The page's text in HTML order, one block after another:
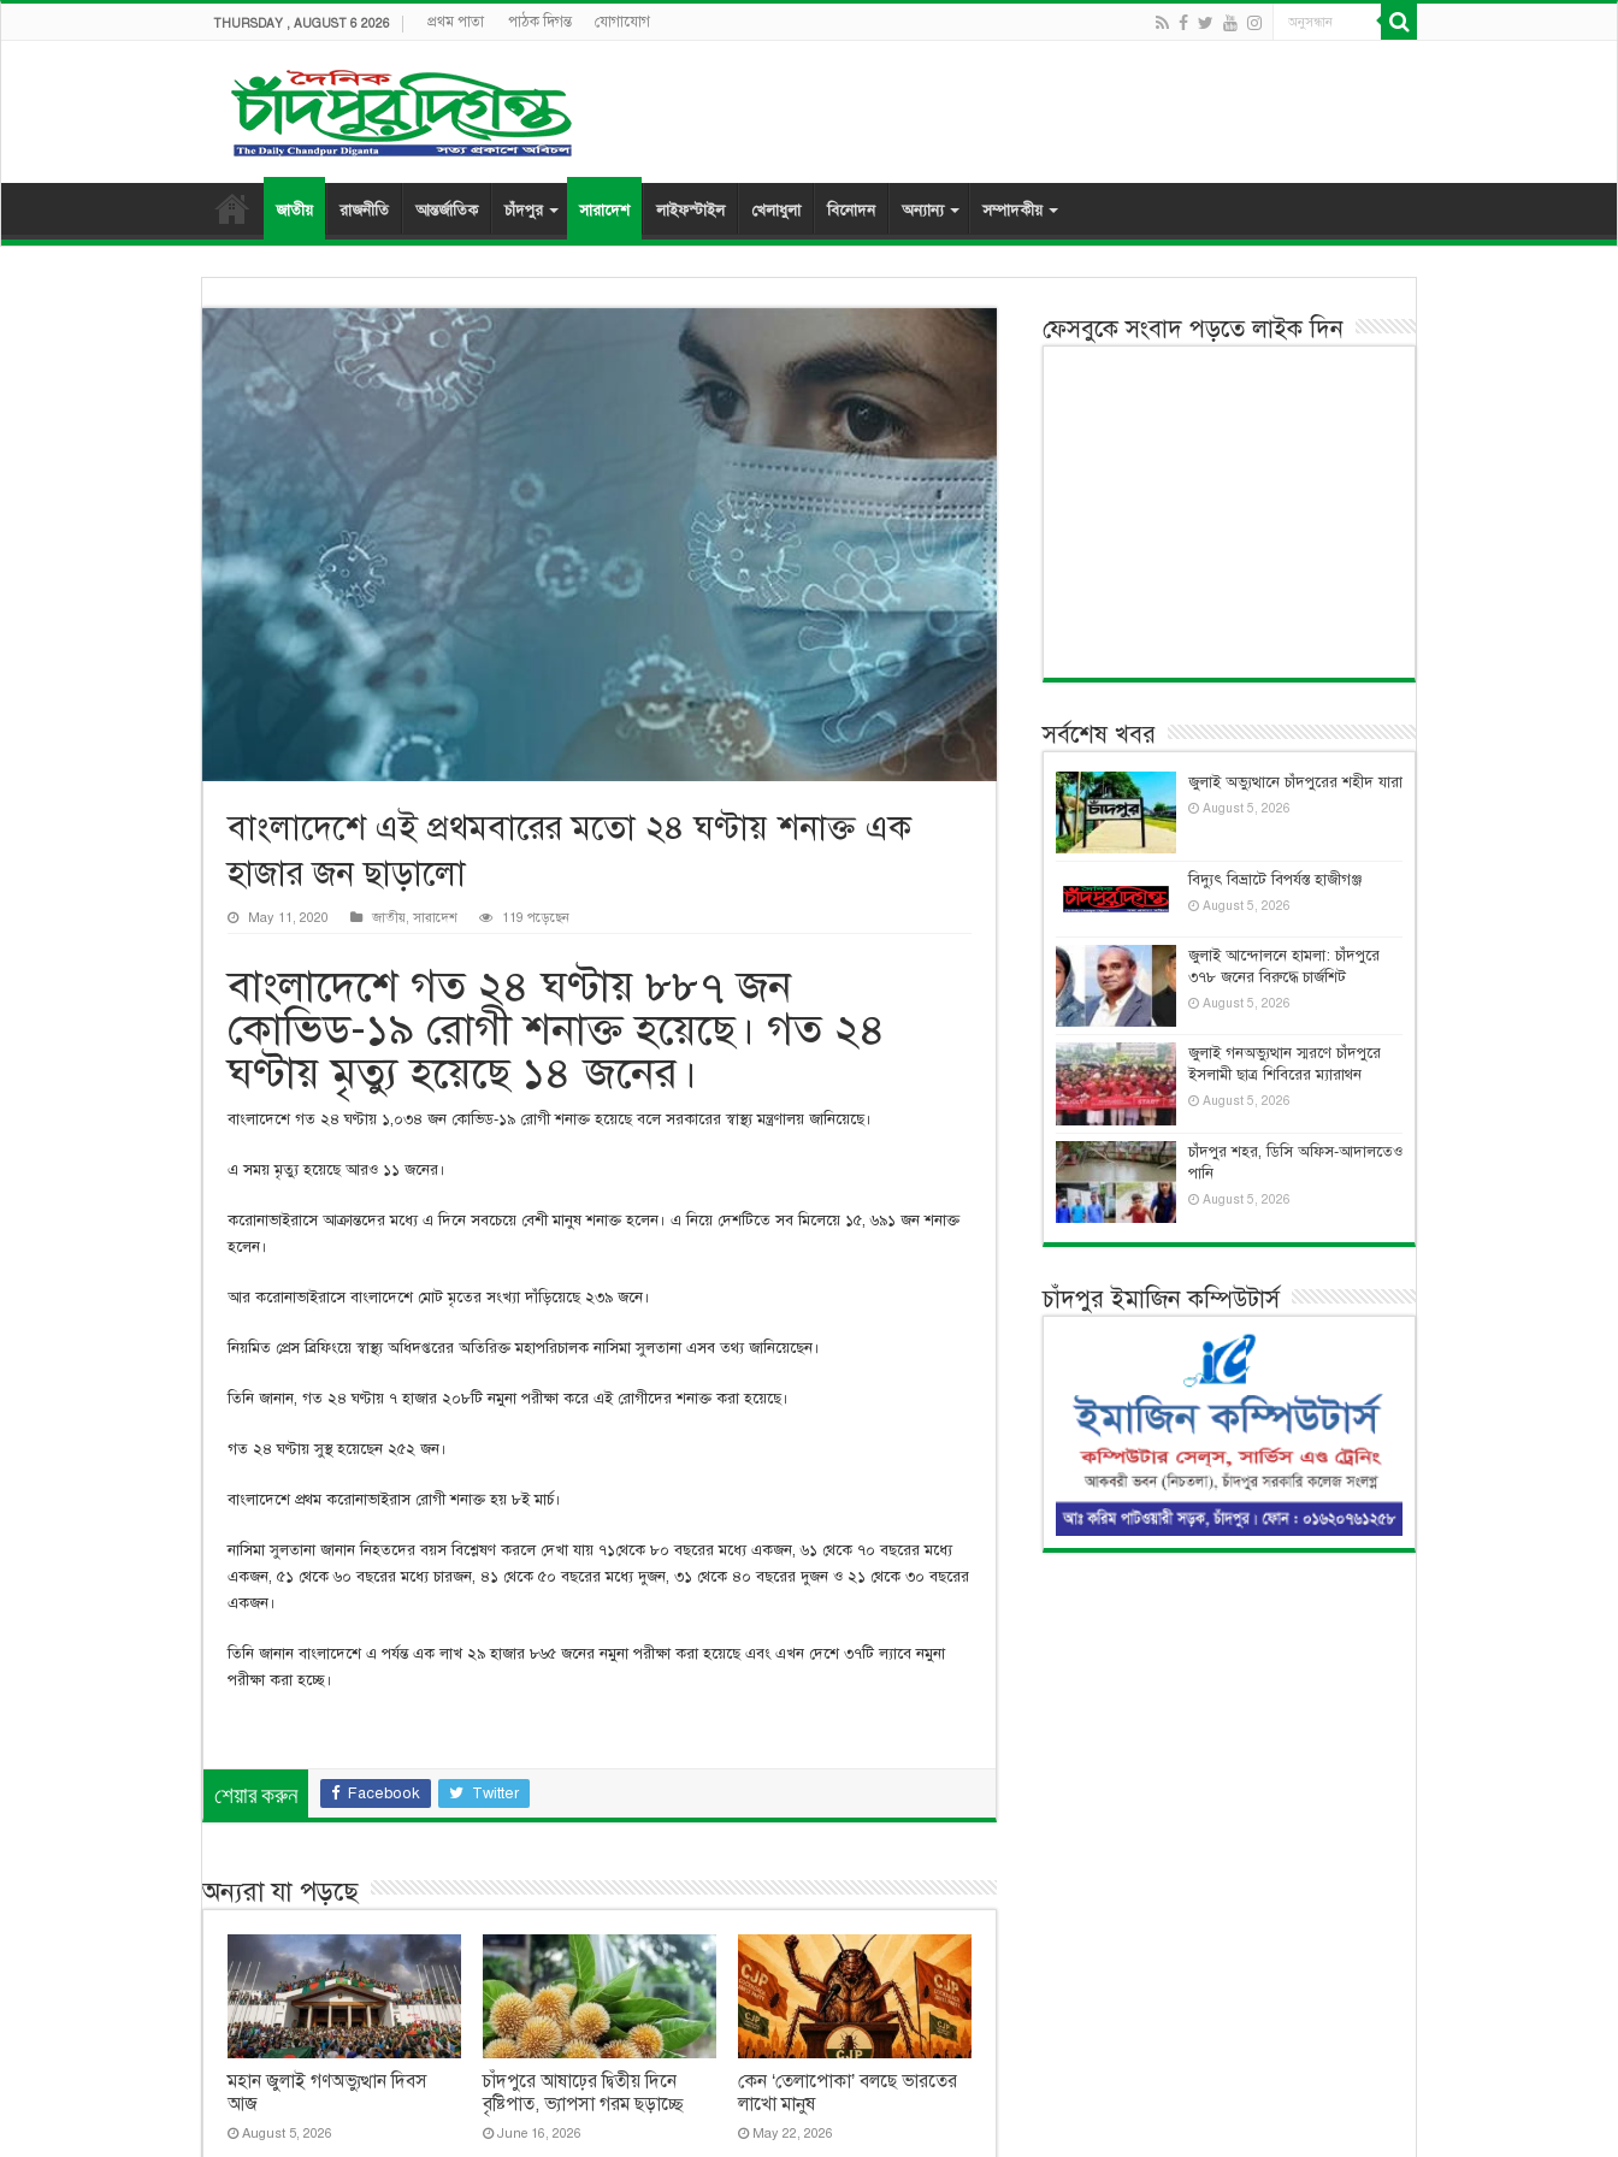
THURSDAY , AUGUST 6 2026 প্রথম পাতা পাঠক দিগন্ত যোগাযোগ
জাতীয় রাজনীতি আন্তর্জাতিক চাঁদপুর সারাদেশ লাইফস্টাইল খেলাধুলা বিনোদন অন্যান্য সম্পাদকীয়
বাংলাদেশে এই প্রথমবারের মতো ২৪ ঘণ্টায় শনাক্ত এক
হাজার জন ছাড়ালো
May 11, 2020 জাতীয় সারাদেশ 119 পড়েছেন
বাংলাদেশে গত ২৪ ঘণ্টায় ৮৮৭ জন
কোভিড-১৯ রোগী শনাক্ত হয়েছে। গত ২৪
ঘণ্টায় মৃত্যু হয়েছে ১৪ জনের।
বাংলাদেশে গত ২৪ ঘণ্টায় ১,০৩৪ জন কোভিড-১৯ রোগী শনাক্ত হয়েছে বলে সরকারের স্বাস্থ্য মন্ত্রণালয় জানিয়েছে।
এ সময় মৃত্যু হয়েছে আরও ১১ জনের।
করোনাভাইরাসে আক্রান্তদের মধ্যে এ দিনে সবচেয়ে বেশী মানুষ শনাক্ত হলেন। এ নিয়ে দেশটিতে সব মিলেয়ে ১৫, ৬৯১ জন শনাক্ত
হলেন।
আর করোনাভাইরাসে বাংলাদেশে মোট মৃতের সংখ্যা দাঁড়িয়েছে ২৩৯ জনে।
নিয়মিত প্রেস ব্রিফিংয়ে স্বাস্থ্য অধিদপ্তরের অতিরিক্ত মহাপরিচালক নাসিমা সুলতানা এসব তথ্য জানিয়েছেন।
তিনি জানান, গত ২৪ ঘণ্টায় ৭ হাজার ২০৮টি নমুনা পরীক্ষা করে এই রোগীদের শনাক্ত করা হয়েছে।
গত ২৪ ঘণ্টায় সুস্থ হয়েছেন ২৫২ জন।
বাংলাদেশে প্রথম করোনাভাইরাস রোগী শনাক্ত হয় ৮ই মার্চ।
নাসিমা সুলতানা জানান নিহতদের বয়স বিশ্লেষণ করলে দেখা যায় ৭১থেকে ৮০ বছরের মধ্যে একজন, ৬১ থেকে ৭০ বছরের মধ্যে
একজন, ৫১ থেকে ৬০ বছরের মধ্যে চারজন, ৪১ থেকে ৫০ বছরের মধ্যে দুজন, ৩১ থেকে ৪০ বছরের দুজন ও ২১ থেকে ৩০ বছরের
একজন।
তিনি জানান বাংলাদেশে এ পর্যন্ত এক লাখ ২৯ হাজার ৮৬৫ জনের নমুনা পরীক্ষা করা হয়েছে এবং এখন দেশে ৩৭টি ল্যাবে নমুনা
পরীক্ষা করা হচ্ছে।
শেয়ার করুন Facebook Twitter
অন্যরা যা পড়ছে
মহান জুলাই গণঅভ্যুত্থান দিবস
আজ
August 5, 2026
চাঁদপুরে আষাঢ়ের দ্বিতীয় দিনে
বৃষ্টিপাত, ভ্যাপসা গরম ছড়াচ্ছে
June 16, 2026
কেন ‘তেলাপোকা’ বলছে ভারতের
লাখো মানুষ
May 22, 2026
ফেসবুকে সংবাদ পড়তে লাইক দিন
সর্বশেষ খবর
জুলাই অভ্যুত্থানে চাঁদপুরের শহীদ যারা
August 5, 2026
বিদ্যুৎ বিভ্রাটে বিপর্যস্ত হাজীগঞ্জ
August 5, 2026
জুলাই আন্দোলনে হামলা: চাঁদপুরে
৩৭৮ জনের বিরুদ্ধে চার্জশিট
August 5, 2026
জুলাই গনঅভ্যুত্থান স্মরণে চাঁদপুরে
ইসলামী ছাত্র শিবিরের ম্যারাথন
August 5, 2026
চাঁদপুর শহর, ডিসি অফিস-আদালতেও
পানি
August 5, 2026
চাঁদপুর ইমাজিন কম্পিউটার্স